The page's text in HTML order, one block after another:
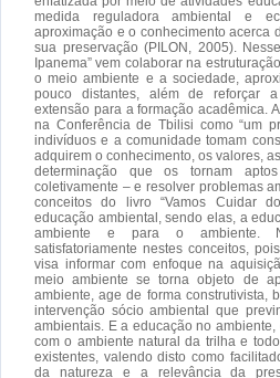
medida reguladora ambiental e
aproximação e o conhecimento acerca
sua preservação (PILON, 2005).
Ipanema” vem colaborar na
o meio ambiente e a sociedade,
pouco distantes, além de reforçar
extensão para a formação acadêmica.
na Conferência de Tbilisi como “um
indivíduos e a comunidade tomam
adquirem o conhecimento, os valores,
determinação que os tornam
coletivamente – e resolver problemas
conceitos do livro “Vamos Cuidar
educação ambiental, sendo elas, a
ambiente e para o ambiente.
satisfatoriamente nestes conceitos,
visa informar com enfoque na
meio ambiente se torna objeto de
ambiente, age de forma construtivista,
intervenção sócio ambiental que
ambientais. E a educação no
com o ambiente natural da trilha e
existentes, valendo disto como
da natureza e a relevância da